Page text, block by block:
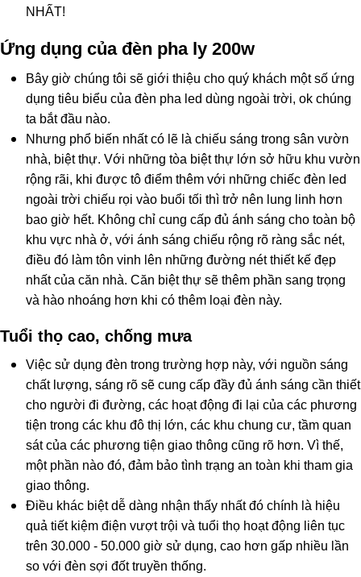
NHẤT!
Ứng dụng của đèn pha ly 200w
Bây giờ chúng tôi sẽ giới thiệu cho quý khách một số ứng
dụng tiêu biểu của đèn pha led dùng ngoài trời, ok chúng
ta bắt đầu nào.
Nhưng phổ biến nhất có lẽ là chiếu sáng trong sân vườn
nhà, biệt thự. Với những tòa biệt thự lớn sở hữu khu vườn
rộng rãi, khi được tô điểm thêm với những chiếc đèn led
ngoài trời chiếu rọi vào buổi tối thì trở nên lung linh hơn
bao giờ hết. Không chỉ cung cấp đủ ánh sáng cho toàn bộ
khu vực nhà ở, với ánh sáng chiếu rộng rõ ràng sắc nét,
điều đó làm tôn vinh lên những đường nét thiết kế đẹp
nhất của căn nhà. Căn biệt thự sẽ thêm phần sang trọng
và hào nhoáng hơn khi có thêm loại đèn này.
​Tuổi thọ cao, chống mưa
Việc sử dụng đèn trong trường hợp này, với nguồn sáng
chất lượng, sáng rõ sẽ cung cấp đầy đủ ánh sáng cần thiết
cho người đi đường, các hoạt động đi lại của các phương
tiện trong các khu đô thị lớn, các khu chung cư, tầm quan
sát của các phương tiện giao thông cũng rõ hơn. Vì thế,
một phần nào đó, đảm bảo tình trạng an toàn khi tham gia
giao thông.
Điều khác biệt dễ dàng nhận thấy nhất đó chính là hiệu
quả tiết kiệm điện vượt trội và tuổi thọ hoạt động liên tục
trên 30.000 - 50.000 giờ sử dụng, cao hơn gấp nhiều lần
so với đèn sợi đốt truyền thống.